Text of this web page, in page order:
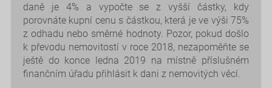
daně je 4% a vypočte se z vyšší částky, kdy
porovnáte kupní cenu s částkou, která je ve výši 75%
z odhadu nebo směrné hodnoty. Pozor, pokud došlo
k převodu nemovitostí v roce 2018, nezapoměňte se
ještě do konce ledna 2019 na místně příslušném
finančním úřadu přihlásit k dani z nemovitých věcí.